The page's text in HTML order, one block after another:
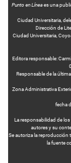
Punto en Líneaes una
Ciudad Universitaria,
Dirección de
Ciudad Universitaria,
Editora responsable:
Responsable de la
Zona Administrativa
fecha
La responsabilidad de
autores y su
Se autoriza la reproducción
la fuente